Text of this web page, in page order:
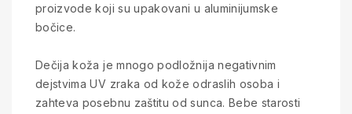
proizvode koji su upakovani u aluminijumske
bočice.
Dečija koža je mnogo podložnija negativnim
dejstvima UV zraka od kože odraslih osoba i
zahteva posebnu zaštitu od sunca. Bebe starosti